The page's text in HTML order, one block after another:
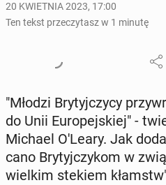
20 KWIETNIA 2023, 17:00
Ten tekst przeczytasz w 1 minutę
"Młodzi Bry­tyj­czy­cy
do Unii Eu­ro­pej­skiej" -
Michael O'Leary. Jak
ca­no Bry­tyj­czy­kom w
wielkim stekiem